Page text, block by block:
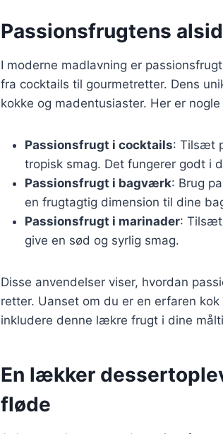
Passionsfrugtens
I moderne madlavning er
fra cocktails til gourmetretter. Dens
kokke og madentusiaster. Her er
Passionsfrugt i cocktails: Tilsæt
tropisk smag. Det fungerer godt i
Passionsfrugt i bagværk: Brug
en frugtagtig dimension til dine
Passionsfrugt i marinader: Tilsæt
give en sød og syrlig smag.
Disse anvendelser viser, hvordan
retter. Uanset om du er en erfaren
inkludere denne lækre frugt i dine
En lækker
fløde